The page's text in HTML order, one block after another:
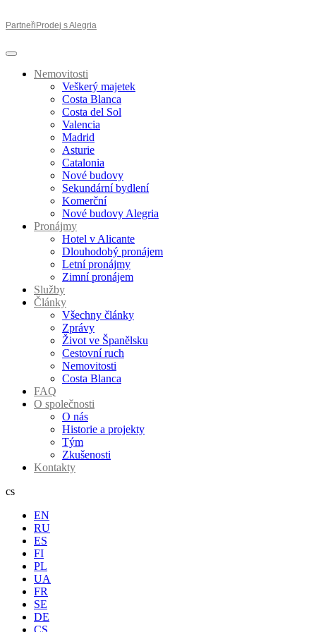
Partneři Prodej s Alegria
Nemovitosti
Veškerý majetek
Costa Blanca
Costa del Sol
Valencia
Madrid
Asturie
Catalonia
Nové budovy
Sekundární bydlení
Komerční
Nové budovy Alegria
Pronájmy
Hotel v Alicante
Dlouhodobý pronájem
Letní pronájmy
Zimní pronájem
Služby
Články
Všechny články
Zprávy
Život ve Španělsku
Cestovní ruch
Nemovitosti
Costa Blanca
FAQ
O společnosti
O nás
Historie a projekty
Tým
Zkušenosti
Kontakty
cs
EN
RU
ES
FI
PL
UA
FR
SE
DE
CS